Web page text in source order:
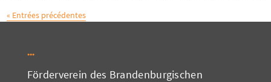
« Entrées précédentes
Förderverein des Brandenburgischen